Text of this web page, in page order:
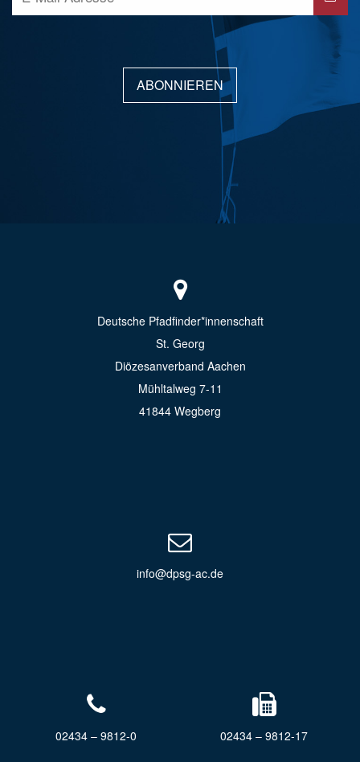
ABONNIEREN
Deutsche Pfadfinder*innenschaft
St. Georg
Diözesanverband Aachen
Mühltalweg 7-11
41844 Wegberg
info@dpsg-ac.de
02434 – 9812-0 02434 – 9812-17